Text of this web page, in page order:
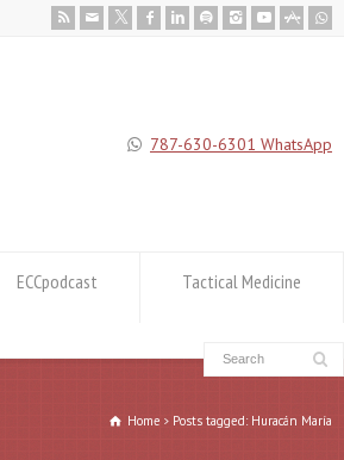
787-630-6301 WhatsApp
ECCpodcast Tactical Medicine
Home Posts tagged: Huracán María